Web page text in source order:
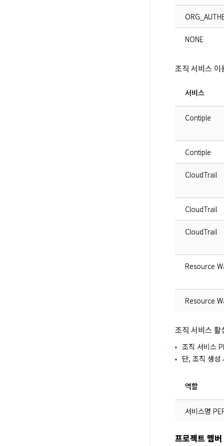
NONE
조직 서비스 이
서비스
Contiple
Contiple
CloudTrail
CloudTrail
CloudTrail
Resource
Resource
조직 서비스 활
조직 서비스
단, 조직 생성
역할
서비스명
프로젝트 멤